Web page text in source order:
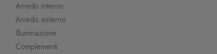
Arredo interno
Arredo esterno
Illuminazione
Complementi